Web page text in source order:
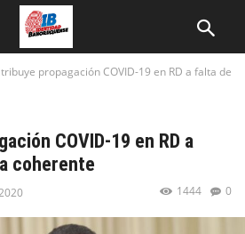
propagación COVID-19 en RD a falta de
COVID-19 en RD a
coherente
0
1444